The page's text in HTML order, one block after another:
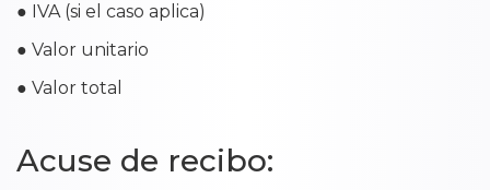
● IVA (si el caso aplica)
● Valor unitario
● Valor total
Acuse de recibo: